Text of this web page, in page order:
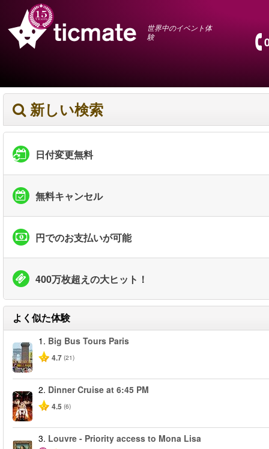
世界中のイベント体
験
新しい検索
日付変更無料
無料キャンセル
円でのお支払いが可能
400万枚超えの大ヒット！
よく似た体験
1. Big Bus Tours Paris
4.7 (21)
2. Dinner Cruise at 6:45 PM
4.5 (6)
3. Louvre - Priority access to Mona Lisa